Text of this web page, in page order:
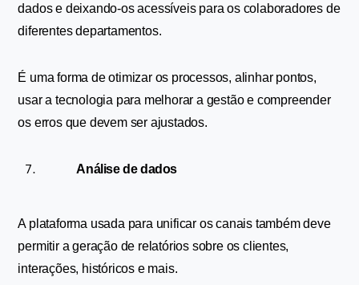
dados e deixando-os acessíveis para os colaboradores de
diferentes departamentos.
É uma forma de otimizar os processos, alinhar pontos,
usar a tecnologia para melhorar a gestão e compreender
os erros que devem ser ajustados.
Análise de dados
A plataforma usada para unificar os canais também deve
permitir a geração de relatórios sobre os clientes,
interações, históricos e mais.